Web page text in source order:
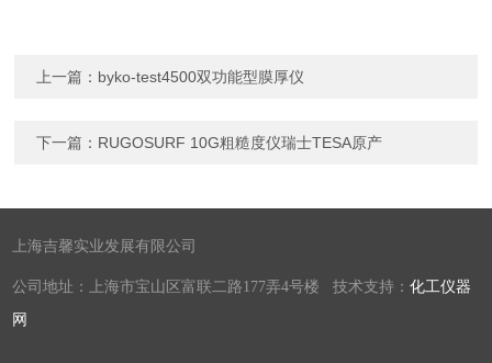
上一篇： byko-test4500双功能型膜厚仪
下一篇： RUGOSURF 10G粗糙度仪瑞士TESA原产
上海吉馨实业发展有限公司
公司地址：上海市宝山区富联二路177弄4号楼 技术支持：化工仪器
网